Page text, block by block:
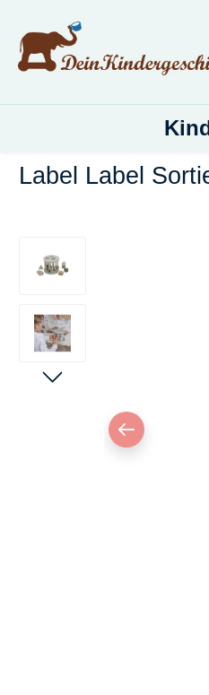
Hauptinhalt springen
Zur Suche springen
Label Label